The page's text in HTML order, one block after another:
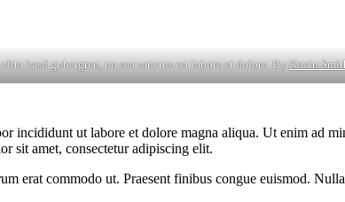
kasd gubergren, no sea sanctus est labore et dolore. By Kevin
incididunt ut labore et dolore magna aliqua. Ut enim ad
sit amet, consectetur adipiscing elit.
erat commodo ut. Praesent finibus congue euismod.